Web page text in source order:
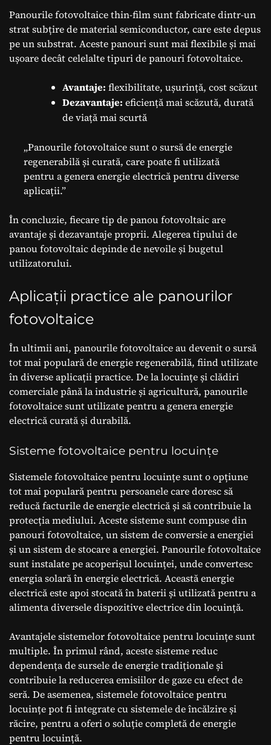
Panourile fotovoltaice thin-film sunt fabricate dintr-un
strat subțire de material semiconductor, care este depus
pe un substrat. Aceste panouri sunt mai flexibile și mai
ușoare decât celelalte tipuri de panouri fotovoltaice.
Avantaje: flexibilitate, ușurință, cost scăzut
Dezavantaje: eficiență mai scăzută, durată
de viață mai scurtă
„Panourile fotovoltaice sunt o sursă de energie
regenerabilă și curată, care poate fi utilizată
pentru a genera energie electrică pentru diverse
aplicații.”
În concluzie, fiecare tip de panou fotovoltaic are
avantaje și dezavantaje proprii. Alegerea tipului de
panou fotovoltaic depinde de nevoile și bugetul
utilizatorului.
Aplicații practice ale panourilor
fotovoltaice
În ultimii ani, panourile fotovoltaice au devenit o sursă
tot mai populară de energie regenerabilă, fiind utilizate
în diverse aplicații practice. De la locuințe și clădiri
comerciale până la industrie și agricultură, panourile
fotovoltaice sunt utilizate pentru a genera energie
electrică curată și durabilă.
Sisteme fotovoltaice pentru locuințe
Sistemele fotovoltaice pentru locuințe sunt o opțiune
tot mai populară pentru persoanele care doresc să
reducă facturile de energie electrică și să contribuie la
protecția mediului. Aceste sisteme sunt compuse din
panouri fotovoltaice, un sistem de conversie a energiei
și un sistem de stocare a energiei. Panourile fotovoltaice
sunt instalate pe acoperișul locuinței, unde convertesc
energia solară în energie electrică. Această energie
electrică este apoi stocată în baterii și utilizată pentru a
alimenta diversele dispozitive electrice din locuință.
Avantajele sistemelor fotovoltaice pentru locuințe sunt
multiple. În primul rând, aceste sisteme reduc
dependența de sursele de energie tradiționale și
contribuie la reducerea emisiilor de gaze cu efect de
seră. De asemenea, sistemele fotovoltaice pentru
locuințe pot fi integrate cu sistemele de încălzire și
răcire, pentru a oferi o soluție completă de energie
pentru locuință.